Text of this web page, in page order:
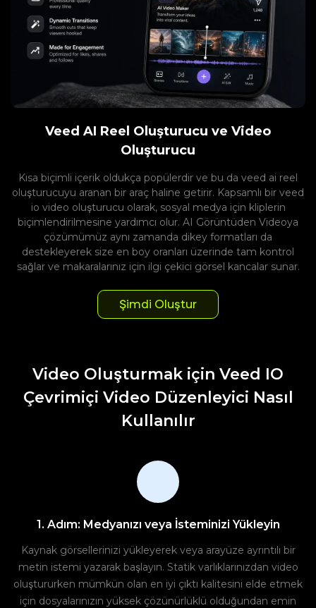
Veed AI Reel Oluşturucu ve Video
Oluşturucu
Kısa biçimli içerik oldukça popülerdir ve bu da veed ai reel
oluşturucuyu aranan bir araç haline getirir. Kapsamlı bir veed
io video oluşturucu olarak, sosyal medya için kliplerin
biçimlendirilmesine yardımcı olur. AI Görüntüden Videoya
çözümümüz aynı zamanda dikey formatları da
destekleyerek size en boy oranları üzerinde tam kontrol
sağlar ve makaralarınız için ilgi çekici görsel kancalar sunar.
Şimdi Oluştur
Video Oluşturmak için Veed IO
Çevrimiçi Video Düzenleyici Nasıl
Kullanılır
1. Adım: Medyanızı veya İsteminizi Yükleyin
Kaynak görsellerinizi yükleyerek veya arayüze ayrıntılı bir
metin istemi yazarak başlayın. Statik varlıklarınızdan video
oluştururken mümkün olan en iyi çıktı kalitesini elde etmek
için dosyalarınızın yüksek çözünürlüklü olduğundan emin